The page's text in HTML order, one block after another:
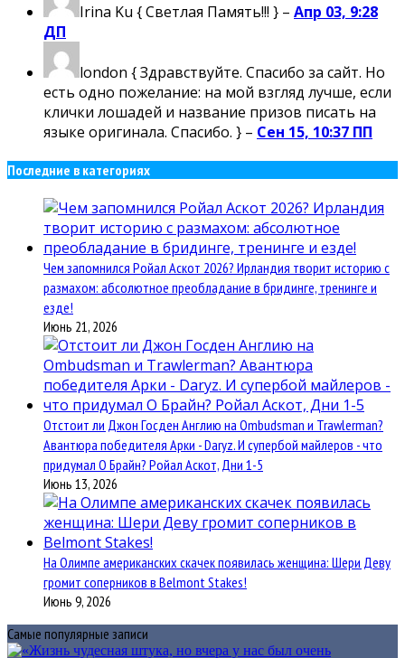
Irina Ku { Светлая Память!!! } – Апр 03, 9:28
ДП
london { Здравствуйте. Спасибо за сайт. Но
есть одно пожелание: на мой взгляд лучше, если
клички лошадей и название призов писать на
языке оригинала. Спасибо. } – Сен 15, 10:37 ПП
Последние в категориях
Чем запомнился Ройал Аскот 2026? Ирландия творит историю с
размахом: абсолютное преобладание в бридинге, тренинге и
езде!
Июнь 21, 2026
Отстоит ли Джон Госден Англию на Ombudsman и Trawlerman?
Авантюра победителя Арки - Daryz. И супербой майлеров - что
придумал О Брайн? Ройал Аскот, Дни 1-5
Июнь 13, 2026
На Олимпе американских скачек появилась женщина: Шери Деву
громит соперников в Belmont Stakes!
Июнь 9, 2026
Самые популярные записи